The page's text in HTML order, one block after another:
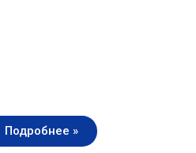
Подробнее »